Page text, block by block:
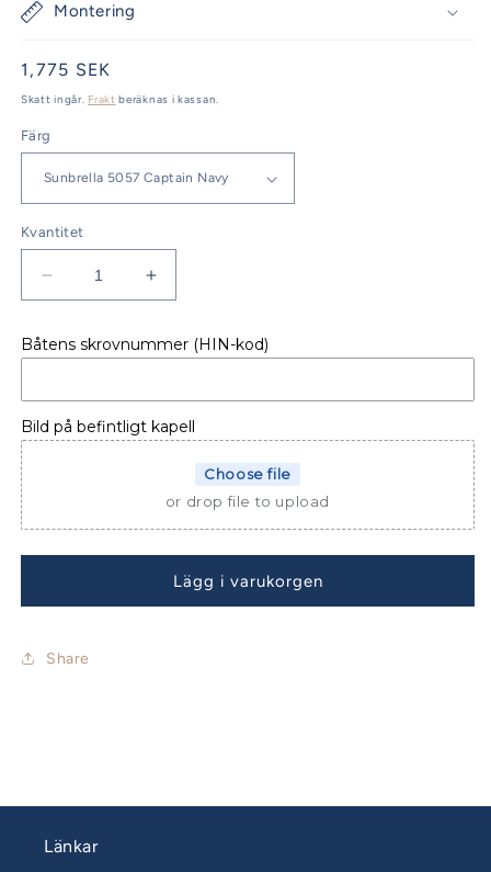
Montering
Ordinarie
pris
1,775 SEK
Skatt ingår. Frakt beräknas i kassan.
Färg
Kvantitet
Minska
kvantitet
VINDSKYDD
4730
Öka
kvantitet
VINDSKYDD
4730
Båtens skrovnummer (HIN-kod)
Bild på befintligt kapell
Choose file
or drop file to upload
Lägg i varukorgen
Share
Länkar